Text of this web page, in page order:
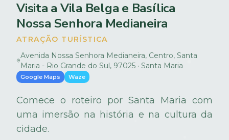
Visita a Vila Belga e Basílica
Nossa Senhora Medianeira
ATRAÇÃO TURÍSTICA
Avenida Nossa Senhora Medianeira, Centro, Santa
Maria - Rio Grande do Sul, 97025 · Santa Maria
Google Maps Waze
Comece o roteiro por Santa Maria com
uma imersão na história e na cultura da
cidade.